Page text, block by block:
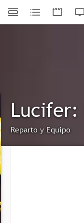
Lucifer:
Reparto y Equipo